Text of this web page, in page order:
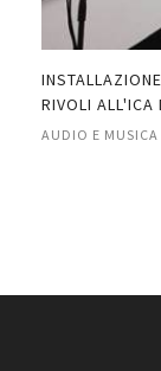
RIVOLI ALL'ICA
AUDIO E